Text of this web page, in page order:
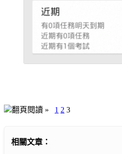
翻頁閱讀 » 1 2 3
相關文章：